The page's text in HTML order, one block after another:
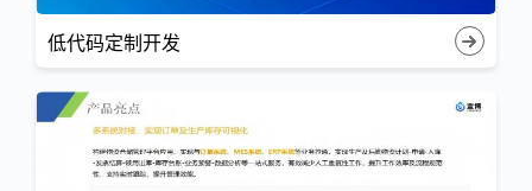
低代码定制开发